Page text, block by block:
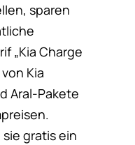
sparen
„Kia Charge
Kia
Aral-Pakete
gratis ein